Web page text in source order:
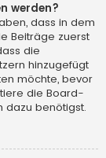
werden?
dass in dem
Beiträge zuerst
die
hinzugefügt
möchte, bevor
die Board-
dazu benötigst.